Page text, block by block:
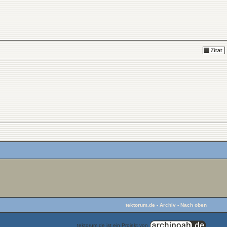
tektorum.de - Archiv - Nach oben
tektorum.de ist ein Projekt von